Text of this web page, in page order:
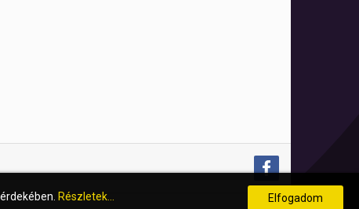
Részletek... Elfogadom